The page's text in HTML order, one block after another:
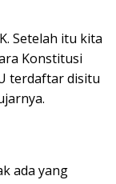
Setelah itu kita
Konstitusi
terdaftar disitu
ada yang